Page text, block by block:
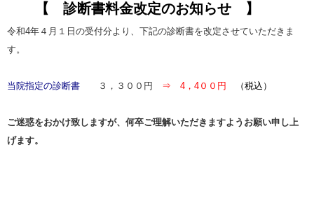
【 診断書料金改定のお知らせ 】
令和4年４月１日の受付分より、下記の診断書を改定させていただきま
す。
当院指定の診断書 ３，３００円 ⇒ 4，4００円 （税込）
ご迷惑をおかけ致しますが、何卒ご理解いただきますようお願い申し上
げます。